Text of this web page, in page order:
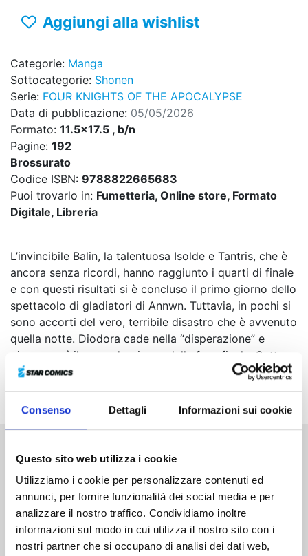
Consenso Dettagli Informazioni sui cookie
Questo sito web utilizza i cookie
Utilizziamo i cookie per personalizzare contenuti ed
annunci, per fornire funzionalità dei social media e per
analizzare il nostro traffico. Condividiamo inoltre
informazioni sul modo in cui utilizza il nostro sito con i
nostri partner che si occupano di analisi dei dati web,
Aggiungi alla wishlist
Categorie: Manga
Sottocategorie: Shonen
Serie: FOUR KNIGHTS OF THE APOCALYPSE
Data di pubblicazione: 05/05/2026
Formato: 11.5x17.5 , b/n
Pagine: 192
Brossurato
Codice ISBN: 9788822665683
Puoi trovarlo in: Fumetteria, Online store, Formato
Digitale, Libreria
L’invincibile Balin, la talentuosa Isolde e Tantris, che è
ancora senza ricordi, hanno raggiunto i quarti di finale
e con questi risultati si è concluso il primo giorno dello
spettacolo di gladiatori di Annwn. Tuttavia, in pochi si
sono accorti del vero, terribile disastro che è avvenuto
quella notte. Diodora cade nella “disperazione” e
giunge così il secondo giorno della fase finale. Sotto
oscure nubi minacciose, Nasiens, Gawain e Isolde
salgono sul palco...
Altri volumi della serie